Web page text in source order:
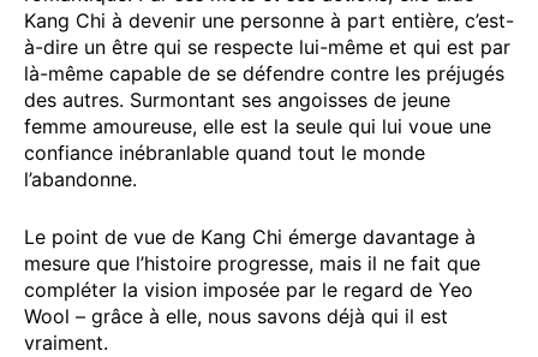
Kang Chi à devenir une personne à part entière, c’est-
à-dire un être qui se respecte lui-même et qui est par
là-même capable de se défendre contre les préjugés
des autres. Surmontant ses angoisses de jeune
femme amoureuse, elle est la seule qui lui voue une
confiance inébranlable quand tout le monde
l’abandonne.
Le point de vue de Kang Chi émerge davantage à
mesure que l’histoire progresse, mais il ne fait que
compléter la vision imposée par le regard de Yeo
Wool – grâce à elle, nous savons déjà qui il est
vraiment.